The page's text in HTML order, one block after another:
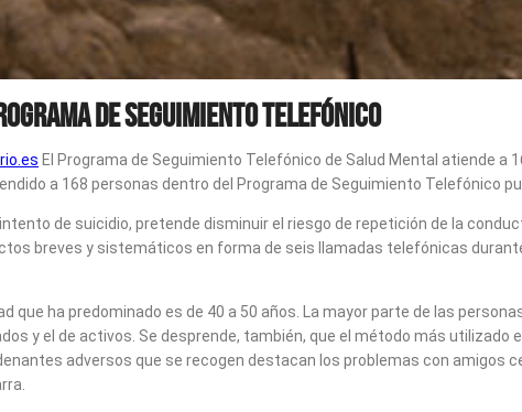
de seguimiento telefónico
El Programa de Seguimiento Telefónico de Salud Mental atiende a
a 168 personas dentro del Programa de Seguimiento Telefónico
de suicidio, pretende disminuir el riesgo de repetición de la
breves y sistemáticos en forma de seis llamadas telefónicas
que ha predominado es de 40 a 50 años. La mayor parte de las
y el de activos. Se desprende, también, que el método más
adversos que se recogen destacan los problemas con amigos